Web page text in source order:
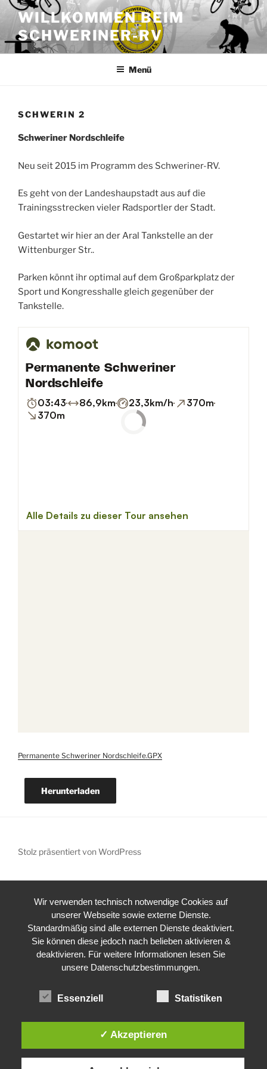
Zum
Inhalt
springen
WILLKOMMEN BEIM
SCHWERINER-RV
Menü
SCHWERIN 2
Schweriner Nordschleife
Neu seit 2015 im Programm des Schweriner-RV.
Es geht von der Landeshaupstadt aus auf die
Trainingsstrecken vieler Radsportler der Stadt.
Gestartet wir hier an der Aral Tankstelle an der
Wittenburger Str..
Parken könnt ihr optimal auf dem Großparkplatz der
Sport und Kongresshalle gleich gegenüber der
Tankstelle.
Permanente Schweriner Nordschleife.GPX
Herunterladen
Stolz präsentiert von WordPress
Wir verwenden technisch notwendige Cookies auf
unserer Webseite sowie externe Dienste.
Standardmäßig sind alle externen Dienste deaktiviert.
Sie können diese jedoch nach belieben aktivieren &
deaktivieren. Für weitere Informationen lesen Sie
unsere Datenschutzbestimmungen.
Essenziell Statistiken
✓ Akzeptieren